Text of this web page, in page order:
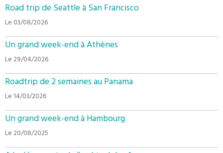
Road trip de Seattle à San Francisco
Le 03/08/2026
Un grand week-end à Athènes
Le 29/04/2026
Roadtrip de 2 semaines au Panama
Le 14/03/2026
Un grand week-end à Hambourg
Le 20/08/2025